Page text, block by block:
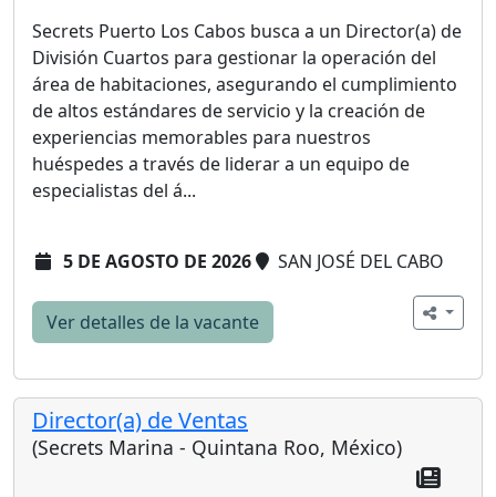
Secrets Puerto Los Cabos busca a un Director(a) de
División Cuartos para gestionar la operación del
área de habitaciones, asegurando el cumplimiento
de altos estándares de servicio y la creación de
experiencias memorables para nuestros
huéspedes a través de liderar a un equipo de
especialistas del á...
5 DE AGOSTO DE 2026 SAN JOSÉ DEL CABO
Ver detalles de la vacante
Director(a) de Ventas
(Secrets Marina - Quintana Roo, México)